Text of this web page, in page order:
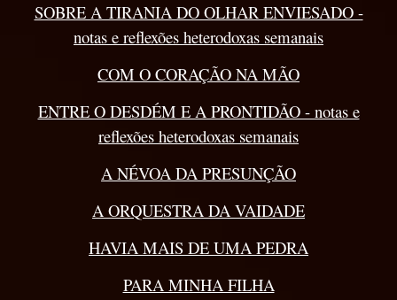
SOBRE A TIRANIA DO OLHAR ENVIESADO -
notas e reflexões heterodoxas semanais
COM O CORAÇÃO NA MÃO
ENTRE O DESDÉM E A PRONTIDÃO - notas e
reflexões heterodoxas semanais
A NÉVOA DA PRESUNÇÃO
A ORQUESTRA DA VAIDADE
HAVIA MAIS DE UMA PEDRA
PARA MINHA FILHA